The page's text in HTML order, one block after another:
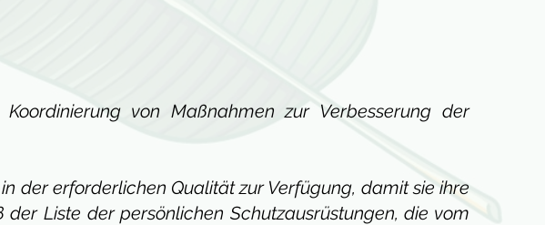
von Maßnahmen zur Verbesserung der
der erforderlichen Qualität zur Verfügung, damit sie ihre
Liste der persönlichen Schutzausrüstungen, die vom